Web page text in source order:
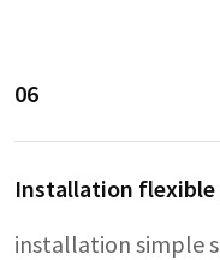
06
Installation flexible
installation simple